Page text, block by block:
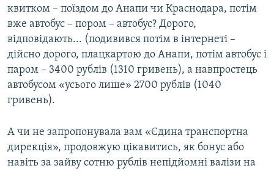
квитком – поїздом до Анапи чи Краснодара, потім
вже автобус – пором – автобус? Дорого,
відповідають... (подивився потім в інтернеті –
дійсно дорого, плацкартою до Анапи, потім автобус і
паром – 3400 рублів (1310 гривень), а навпростець
автобусом «усього лише» 2700 рублів (1040
гривень).
А чи не запропонувала вам «Єдина транспортна
дирекція», продовжую цікавитись, як бонус або
навіть за зайву сотню рублів непідйомні валізи на